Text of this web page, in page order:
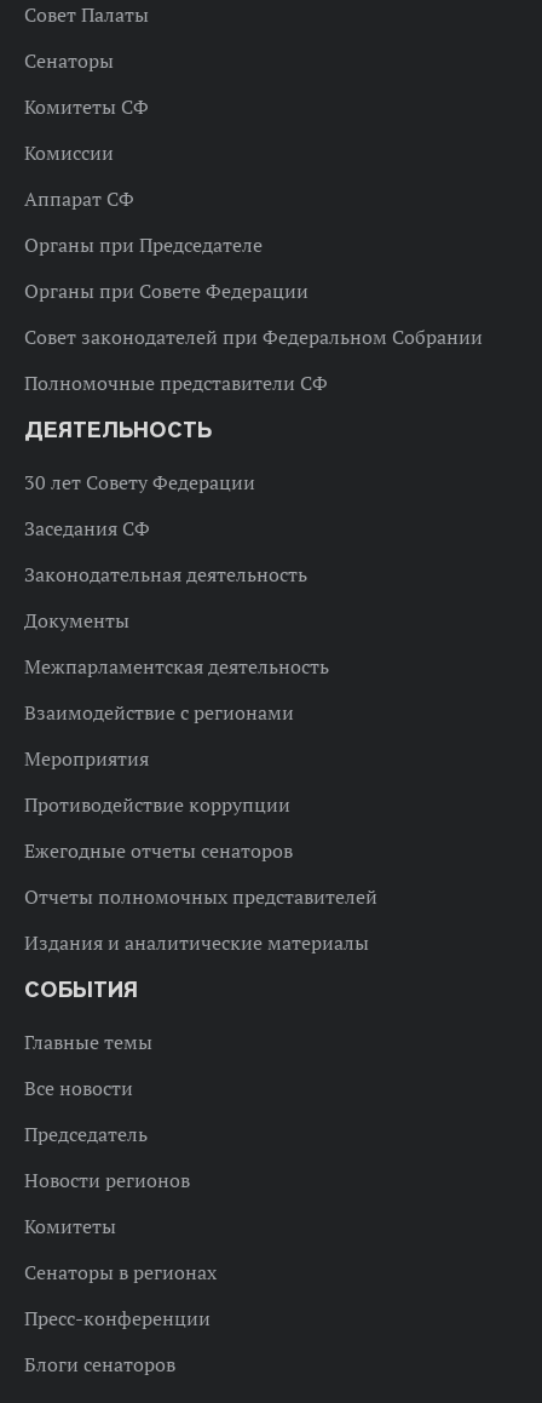
Совет Палаты
Сенаторы
Комитеты СФ
Комиссии
Аппарат СФ
Органы при Председателе
Органы при Совете Федерации
Совет законодателей при Федеральном Собрании
Полномочные представители СФ
ДЕЯТЕЛЬНОСТЬ
30 лет Совету Федерации
Заседания СФ
Законодательная деятельность
Документы
Межпарламентская деятельность
Взаимодействие с регионами
Мероприятия
Противодействие коррупции
Ежегодные отчеты сенаторов
Отчеты полномочных представителей
Издания и аналитические материалы
СОБЫТИЯ
Главные темы
Все новости
Председатель
Новости регионов
Комитеты
Сенаторы в регионах
Пресс-конференции
Блоги сенаторов